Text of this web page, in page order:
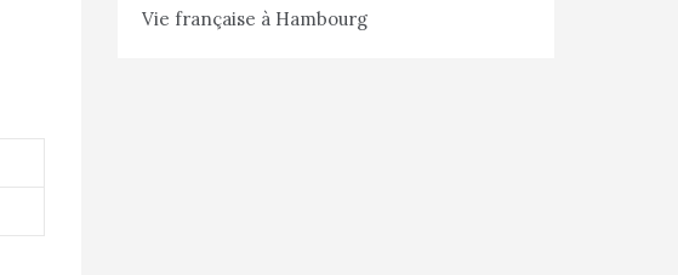
Vie française à Hambourg